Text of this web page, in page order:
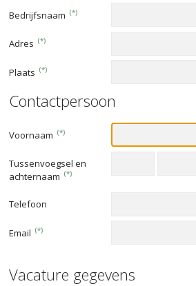
Bedrijfsnaam (*)
Adres (*)
Plaats (*)
Contactpersoon
Voornaam (*)
Tussenvoegsel en
achternaam (*)
Telefoon
Email (*)
Vacature gegevens